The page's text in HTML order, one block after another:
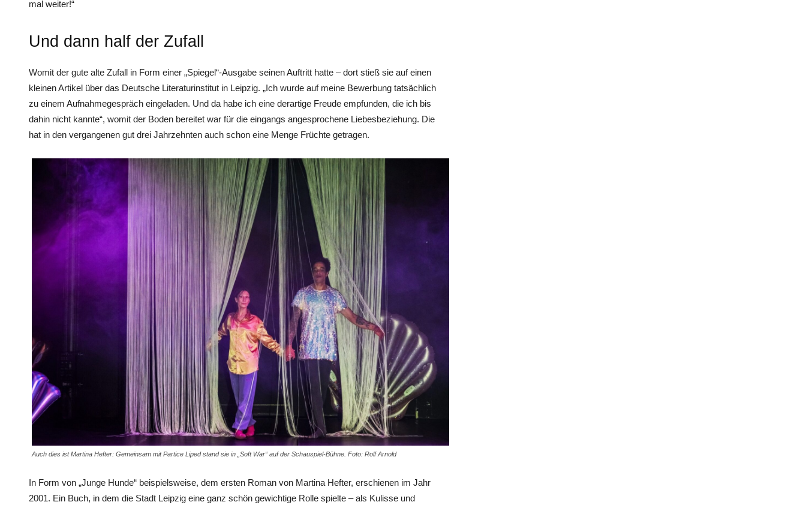
mal weiter!“
Und dann half der Zufall
Womit der gute alte Zufall in Form einer „Spiegel“-Ausgabe seinen Auftritt hatte – dort stieß sie auf einen
kleinen Artikel über das Deutsche Literaturinstitut in Leipzig. „Ich wurde auf meine Bewerbung tatsächlich
zu einem Aufnahmegespräch eingeladen. Und da habe ich eine derartige Freude empfunden, die ich bis
dahin nicht kannte“, womit der Boden bereitet war für die eingangs angesprochene Liebesbeziehung. Die
hat in den vergangenen gut drei Jahrzehnten auch schon eine Menge Früchte getragen.
Auch dies ist Martina Hefter: Gemeinsam mit Partice Liped stand sie in „Soft War“ auf der Schauspiel-Bühne. Foto: Rolf Arnold
In Form von „Junge Hunde“ beispielsweise, dem ersten Roman von Martina Hefter, erschienen im Jahr
2001. Ein Buch, in dem die Stadt Leipzig eine ganz schön gewichtige Rolle spielte – als Kulisse und